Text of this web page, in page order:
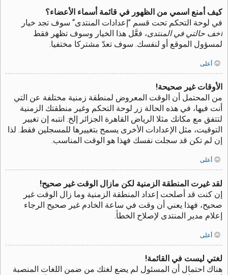
كيف أمنع اسمي من الظهور في قائمة أسماء الأعضاء؟
في لوحة التحكم تحت قسم ”إعدادات المنتدى“ سوف تجد خيار
أخف حالتي في المنتدى، فعَّل هذا الخيار وسوف تظهر فقط
لمسؤول الموقع أو لنفسك. سوف تعدّ مشتركا مختفيا.
أعلى
الأوقات غير صحيحة!
من المحتمل أن الوقت المعروض لمنطقة زمنية مختلفة عن التي
أنت فيها، في هذه الحالة زر لوحة التحكم وغير منطقتك الزمنية
لتتفق مع مكانك مثلا الرياض القاهرة الجزائر إلخ. انتبه إن تغيير
التوقيت، مثل الإعدادات الأخرى يسمح بتغييرها للمسجلين فقط. لذا
إن لم تكن قد سجلت نفسك فهذا هو الوقت المناسب.
أعلى
لقد غيرت المنطقة الزمنية لكن مازال الوقت غير صحيح!
إن كنت قد أصلحت إعداد المنطقة الزمنية وما زال الوقت غير
صحيح، فهذا يعني أن وقت في ساعة الخادم غير صحيح الرجاء
إعلام مدير المنتدى لإصلاح الخطأ.
أعلى
لغتي ليست في القائمة!
هناك احتمال أن المسئول لم يضع لغتك من ضمن اللغات المنصبة